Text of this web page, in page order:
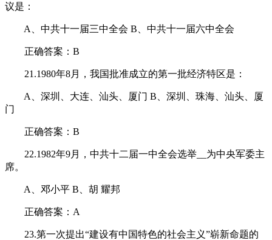
议是：
A、中共十一届三中全会 B、中共十一届六中全会
正确答案：B
21.1980年8月，我国批准成立的第一批经济特区是：
A、深圳、大连、汕头、厦门 B、深圳、珠海、汕头、厦
门
正确答案：B
22.1982年9月，中共十二届一中全会选举__为中央军委主
席。
A、邓小平 B、胡 耀邦
正确答案：A
23.第一次提出“建设有中国特色的社会主义”崭新命题的